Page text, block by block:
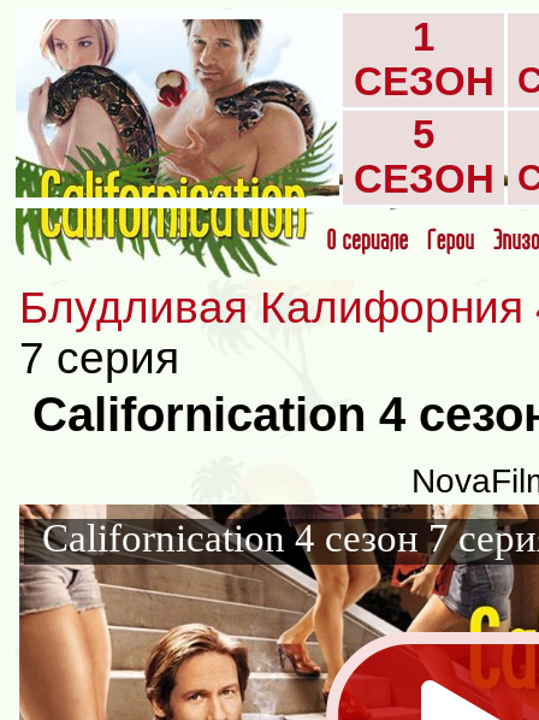
1
СЕЗОН
5
СЕЗОН
Блудливая Калифорния
7 серия
Californication 4
Californication 4 сезон 7